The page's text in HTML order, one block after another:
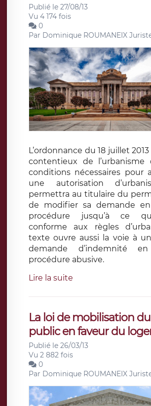
Publié le 27/08/13
Vu 4 174 fois
0
Par Dominique ROUMANEIX
L’ordonnance du 18 juillet
contentieux de l’urbanisme
conditions nécessaires pour
une autorisation
permettra au titulaire du
de modifier sa demande
procédure jusqu’à ce
conforme aux règles
texte ouvre aussi la voie à
demande d’indemnité
procédure abusive.
Lire la suite
La loi de mobilisation
public en faveur du
Publié le 26/03/13
Vu 2 882 fois
0
Par Dominique ROUMANEIX